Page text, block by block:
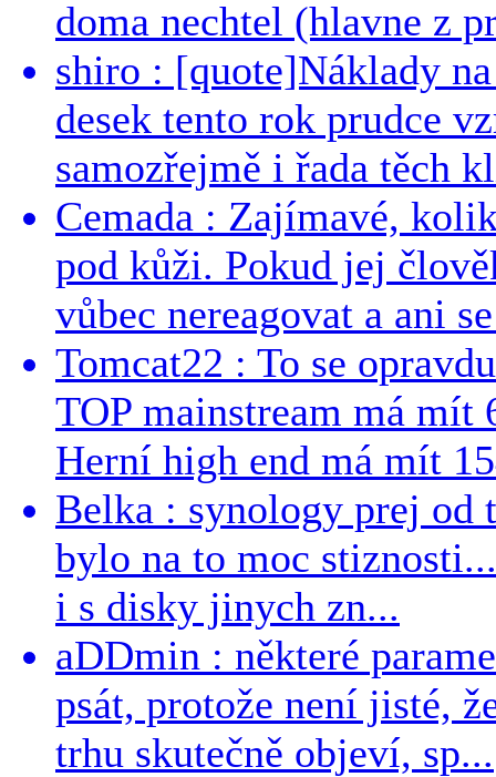
doma nechtel (hlavne z
shiro : [quote]Náklady
desek tento rok prudce
samozřejmě i řada těch
Cemada : Zajímavé,
pod kůži. Pokud jej
vůbec nereagovat a ani
Tomcat22 : To se
TOP mainstream má
Herní high end má mít
Belka : synology prej od
bylo na to moc
i s disky jinych zn...
aDDmin : některé
psát, protože není jisté,
trhu skutečně objeví, sp...